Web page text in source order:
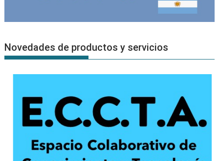
Novedades de productos y servicios